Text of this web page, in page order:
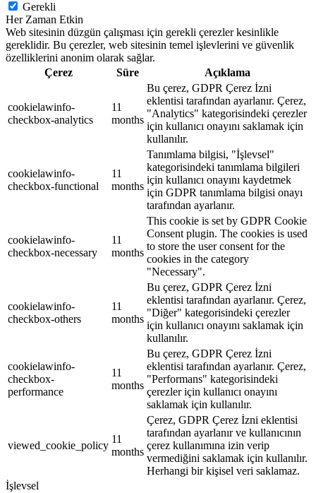
Gerekli
Her Zaman Etkin
Web sitesinin düzgün çalışması için gerekli çerezler kesinlikle
gereklidir. Bu çerezler, web sitesinin temel işlevlerini ve güvenlik
özelliklerini anonim olarak sağlar.
Çerez
Süre Açıklama
cookielawinfo-
checkbox-analytics
11
months
Bu çerez, GDPR Çerez İzni
eklentisi tarafından ayarlanır. Çerez,
"Analytics" kategorisindeki çerezler
için kullanıcı onayını saklamak için
kullanılır.
cookielawinfo-
checkbox-functional
11
months
Tanımlama bilgisi, "İşlevsel"
kategorisindeki tanımlama bilgileri
için kullanıcı onayını kaydetmek
için GDPR tanımlama bilgisi onayı
tarafından ayarlanır.
cookielawinfo-
checkbox-necessary
11
months
This cookie is set by GDPR Cookie
Consent plugin. The cookies is used
to store the user consent for the
cookies in the category
"Necessary".
cookielawinfo-
checkbox-others
11
months
Bu çerez, GDPR Çerez İzni
eklentisi tarafından ayarlanır. Çerez,
"Diğer" kategorisindeki çerezler
için kullanıcı onayını saklamak için
kullanılır.
cookielawinfo-
checkbox-
performance
11
months
Bu çerez, GDPR Çerez İzni
eklentisi tarafından ayarlanır. Çerez,
"Performans" kategorisindeki
çerezler için kullanıcı onayını
saklamak için kullanılır.
viewed_cookie_policy
11
months
Çerez, GDPR Çerez İzni eklentisi
tarafından ayarlanır ve kullanıcının
çerez kullanımına izin verip
vermediğini saklamak için kullanılır.
Herhangi bir kişisel veri saklamaz.
İşlevsel